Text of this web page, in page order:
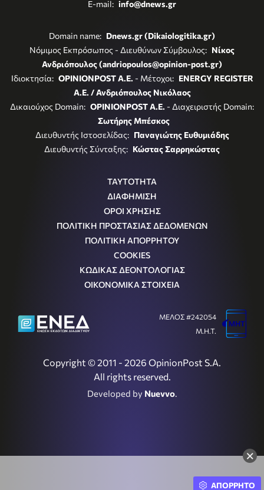
×
E-mail: info@dnews.gr
Domain name: Dnews.gr (Dikaiologitika.gr)
Νόμιμος Εκπρόσωπος - Διευθύνων Σύμβουλος: Νίκος
Ανδριόπουλος (andriopoulos@opinion-post.gr)
Ιδιοκτησία: OPINIONPOST A.E. - Μέτοχοι: ENERGY REGISTER
Α.Ε. / Ανδριόπουλος Νικόλαος
Δικαιούχος Domain: OPINIONPOST A.E. - Διαχειριστής Domain:
Σωτήρης Μπέσκος
Διευθυντής Ιστοσελίδας: Παναγιώτης Ευθυμιάδης
Διευθυντής Σύνταξης: Κώστας Σαρρηκώστας
ΤΑΥΤΟΤΗΤΑ
ΔΙΑΦΗΜΙΣΗ
ΟΡΟΙ ΧΡΗΣΗΣ
ΠΟΛΙΤΙΚΗ ΠΡΟΣΤΑΣΙΑΣ ΔΕΔΟΜΕΝΩΝ
ΠΟΛΙΤΙΚΗ ΑΠΟΡΡΗΤΟΥ
COOKIES
ΚΩΔΙΚΑΣ ΔΕΟΝΤΟΛΟΓΙΑΣ
ΟΙΚΟΝΟΜΙΚΑ ΣΤΟΙΧΕΙΑ
Copyright © 2011 - 2026 OpinionPost S.A.
All rights reserved.
Developed by Nuevvo.
ΜΕΛΟΣ #242054
Μ.Η.Τ.
ΑΠΟΡΡΗΤΟ